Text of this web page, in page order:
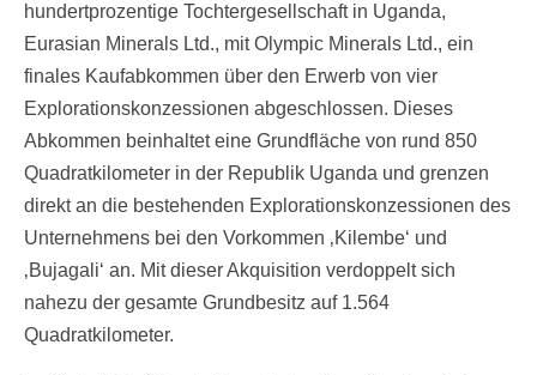
hundertprozentige Tochtergesellschaft in Uganda,
Eurasian Minerals Ltd., mit Olympic Minerals Ltd., ein
finales Kaufabkommen über den Erwerb von vier
Explorationskonzessionen abgeschlossen. Dieses
Abkommen beinhaltet eine Grundfläche von rund 850
Quadratkilometer in der Republik Uganda und grenzen
direkt an die bestehenden Explorationskonzessionen des
Unternehmens bei den Vorkommen ‚Kilembe‘ und
‚Bujagali‘ an. Mit dieser Akquisition verdoppelt sich
nahezu der gesamte Grundbesitz auf 1.564
Quadratkilometer.